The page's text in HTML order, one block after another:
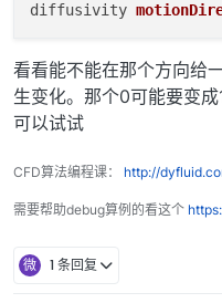
diffusivity
看看能不能在那个方向给
生变化。那个0可能要变
可以试试
CFD算法编程课： http://
需要帮助debug算例的看这个
微 1 条回复